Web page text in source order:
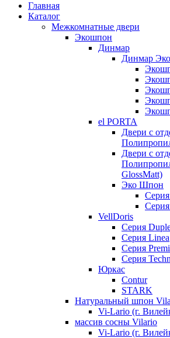
Главная
Каталог
Межкомнатные двери
Экошпон
Динмар
Динмар
el PORTA
Двери с
Двери с
GlossMatt)
Эко Шпон
VellDoris
Серия
Серия Linea
Серия
Серия
Юркас
Contur
STARK
Натуральный шпон
Vi-Lario (г.
массив сосны Vilario
Vi-Lario (г.